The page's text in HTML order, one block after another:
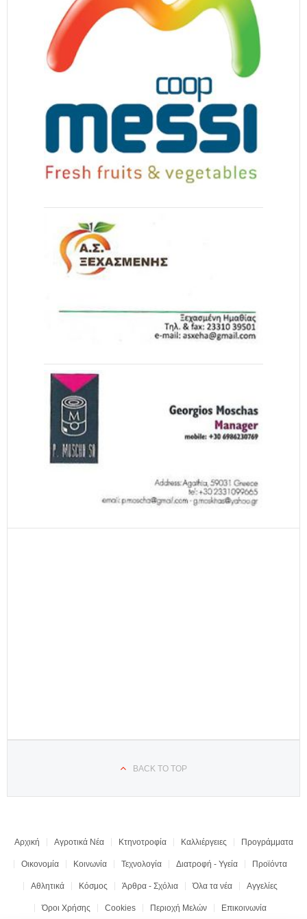
BACK TO TOP
Αρχική Αγροτικά Νέα Κτηνοτροφία Καλλιέργειες Προγράμματα
Οικονομία Κοινωνία Τεχνολογία Διατροφή - Υγεία Προϊόντα
Αθλητικά Κόσμος Άρθρα - Σχόλια Όλα τα νέα Αγγελίες
Όροι Χρήσης Cookies Περιοχή Μελών Επικοινωνία